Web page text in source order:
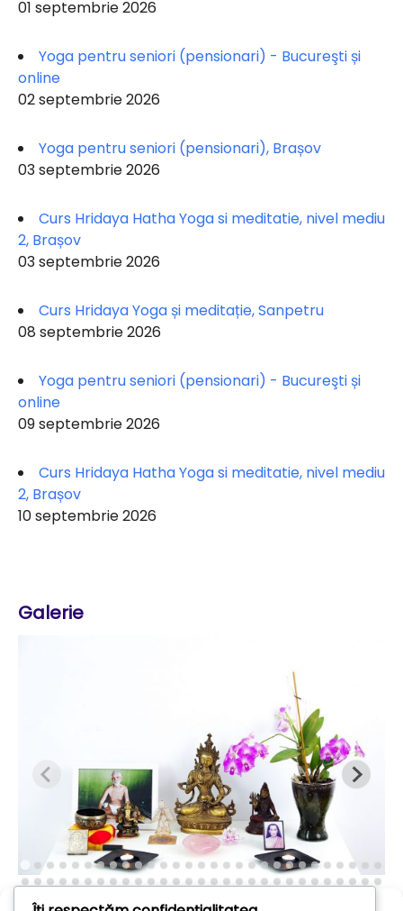
01 septembrie 2026
Yoga pentru seniori (pensionari) - Bucureşti și
online
02 septembrie 2026
Yoga pentru seniori (pensionari), Brașov
03 septembrie 2026
Curs Hridaya Hatha Yoga si meditatie, nivel mediu
2, Brașov
03 septembrie 2026
Curs Hridaya Yoga și meditație, Sanpetru
08 septembrie 2026
Yoga pentru seniori (pensionari) - Bucureşti și
online
09 septembrie 2026
Curs Hridaya Hatha Yoga si meditatie, nivel mediu
2, Brașov
10 septembrie 2026
Galerie